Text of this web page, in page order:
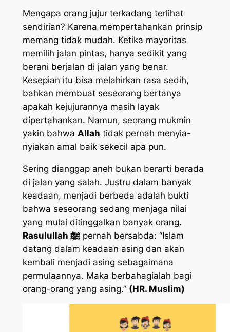
Mengapa orang jujur terkadang terlihat
sendirian? Karena mempertahankan prinsip
memang tidak mudah. Ketika mayoritas
memilih jalan pintas, hanya sedikit yang
berani berjalan di jalan yang benar.
Kesepian itu bisa melahirkan rasa sedih,
bahkan membuat seseorang bertanya
apakah kejujurannya masih layak
dipertahankan. Namun, seorang mukmin
yakin bahwa Allah tidak pernah menyia-
nyiakan amal baik sekecil apa pun.
Sering dianggap aneh bukan berarti berada
di jalan yang salah. Justru dalam banyak
keadaan, menjadi berbeda adalah bukti
bahwa seseorang sedang menjaga nilai
yang mulai ditinggalkan banyak orang.
Rasulullah ﷺpernah bersabda: “Islam
datang dalam keadaan asing dan akan
kembali menjadi asing sebagaimana
permulaannya. Maka berbahagialah bagi
orang-orang yang asing.” (HR. Muslim)